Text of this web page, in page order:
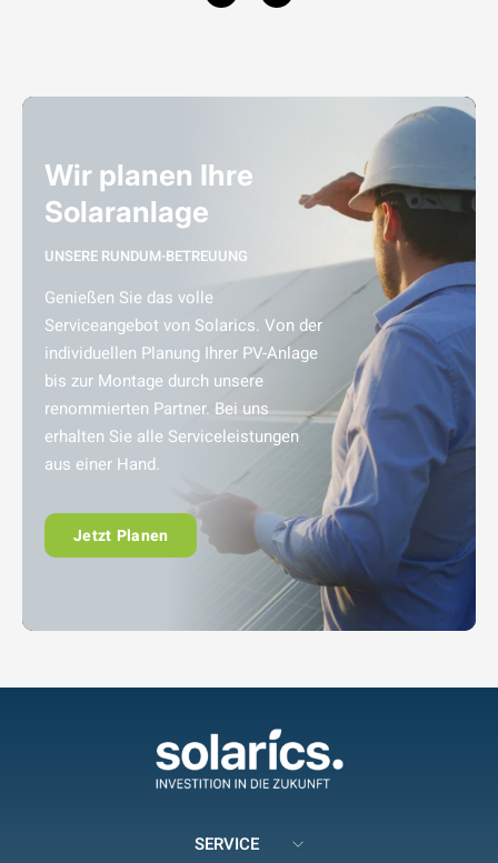
Wir planen Ihre
Solaranlage
UNSERE RUNDUM-BETREUUNG
Genießen Sie das volle
Serviceangebot von Solarics. Von der
individuellen Planung Ihrer PV-Anlage
bis zur Montage durch unsere
renommierten Partner. Bei uns
erhalten Sie alle Serviceleistungen
aus einer Hand.
Jetzt Planen
SERVICE